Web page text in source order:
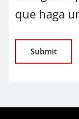
que haga